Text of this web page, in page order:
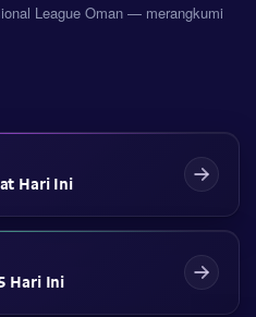
League Oman — merangkumi
Hari Ini
Hari Ini